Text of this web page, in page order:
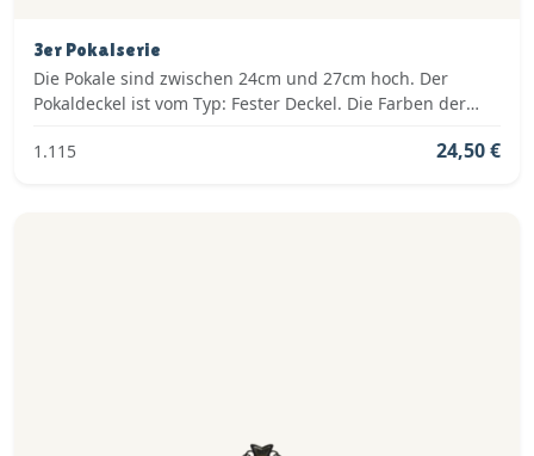
3er Pokalserie
Die Pokale sind zwischen 24cm und 27cm hoch. Der
Pokaldeckel ist vom Typ: Fester Deckel. Die Farben der
1.115
24,50 €